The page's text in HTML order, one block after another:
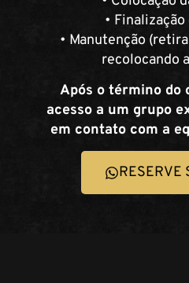
•
• Manutenção
recolocando
Após o término do
acesso a um grupo
em contato com a
RESERVE